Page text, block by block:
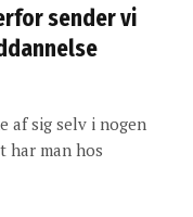
sender vi
af sig selv i nogen
har man hos